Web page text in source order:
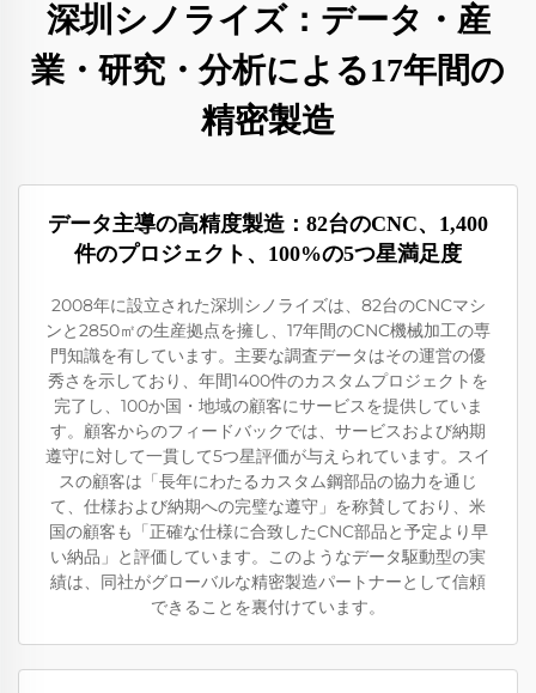
深圳シノライズ：データ・産
業・研究・分析による17年間の
精密製造
データ主導の高精度製造：82台のCNC、1,400
件のプロジェクト、100%の5つ星満足度
2008年に設立された深圳シノライズは、82台のCNCマシ
ンと2850㎡の生産拠点を擁し、17年間のCNC機械加工の専
門知識を有しています。主要な調査データはその運営の優
秀さを示しており、年間1400件のカスタムプロジェクトを
完了し、100か国・地域の顧客にサービスを提供していま
す。顧客からのフィードバックでは、サービスおよび納期
遵守に対して一貫して5つ星評価が与えられています。スイ
スの顧客は「長年にわたるカスタム鋼部品の協力を通じ
て、仕様および納期への完璧な遵守」を称賛しており、米
国の顧客も「正確な仕様に合致したCNC部品と予定より早
い納品」と評価しています。このようなデータ駆動型の実
績は、同社がグローバルな精密製造パートナーとして信頼
できることを裏付けています。